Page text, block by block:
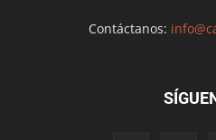
Contáctanos: